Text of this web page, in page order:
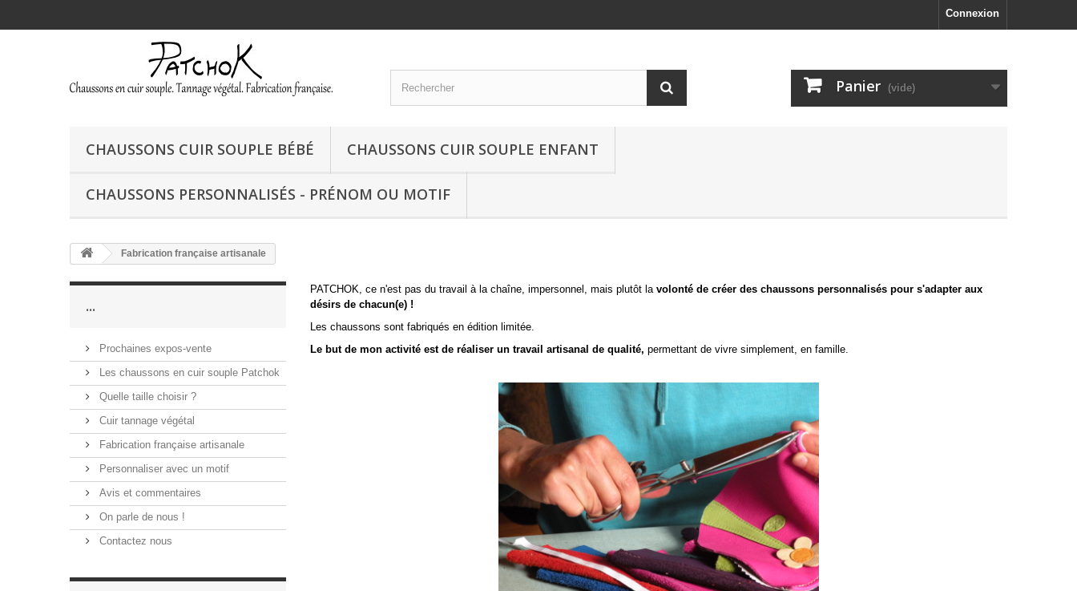
Connexion
Panier (vide)
CHAUSSONS CUIR SOUPLE BÉBÉ CHAUSSONS CUIR SOUPLE ENFANT
CHAUSSONS PERSONNALISÉS - PRÉNOM OU MOTIF
Fabrication française artisanale
...
Prochaines expos-vente
Les chaussons en cuir souple Patchok
Quelle taille choisir ?
Cuir tannage végétal
Fabrication française artisanale
Personnaliser avec un motif
Avis et commentaires
On parle de nous !
Contactez nous
PATCHOK, ce n'est pas du travail à la chaîne, impersonnel, mais plutôt lavolonté de créer des chaussons personnalisés pour s'adapter aux
désirs de chacun(e) !
Les chaussons sont fabriqués en édition limitée.
Le but de mon activité est de réaliser un travail artisanal de qualité, permettant de vivre simplement, en famille.